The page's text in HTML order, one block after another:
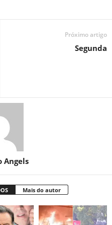
Próximo artigo
Segunda
Angels
Mais do autor